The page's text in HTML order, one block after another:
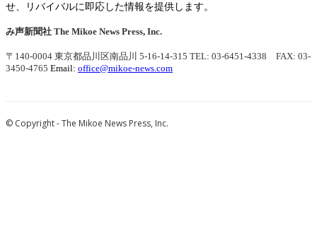
せ、リバイバルに即応した情報を提供します。
み声新聞社 The Mikoe News Press, Inc.
〒140-0004 東京都品川区南品川 5-16-14-315 TEL: 03-6451-4338 FAX: 03-
3450-4765 Email: office@mikoe-news.com
© Copyright - The Mikoe News Press, Inc.